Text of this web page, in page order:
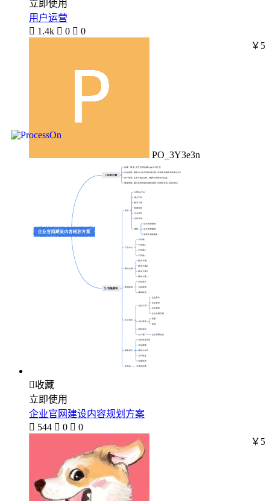
立即使用
用户运营
 1.4k  0  0
PO_3Y3e3n
￥5
收藏
立即使用
企业官网建设内容规划方案
 544  0  0
￥5